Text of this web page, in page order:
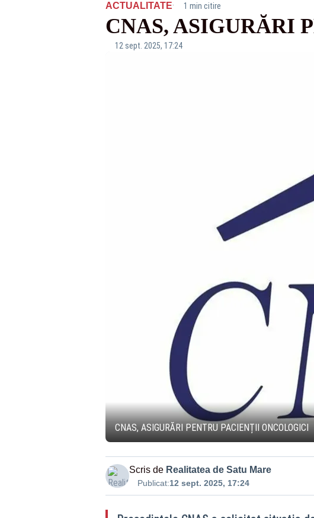
ACTUALITATE· 1 min citire
CNAS, ASIGURĂRI
12 sept. 2025, 17:24
CNAS, ASIGURĂRI PENTRU PACIENȚII ONCOLOGICI
Scris de Realitatea de Satu Mare
Publicat:12 sept. 2025, 17:24